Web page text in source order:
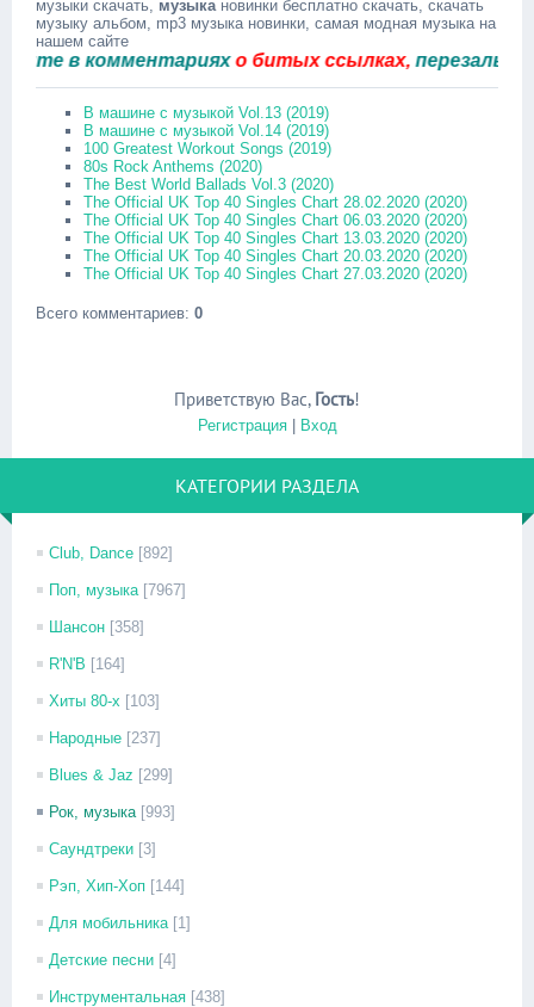
музыки скачать, музыкановинки бесплатно скачать, скачать
музыку альбом, mp3 музыка новинки, самая модная музыка на
нашем сайте
в комментарияхо битых ссылках,перезальём
В машине с музыкой Vol.13 (2019)
В машине с музыкой Vol.14 (2019)
100 Greatest Workout Songs (2019)
80s Rock Anthems (2020)
The Best World Ballads Vol.3 (2020)
The Official UK Top 40 Singles Chart 28.02.2020 (2020)
The Official UK Top 40 Singles Chart 06.03.2020 (2020)
The Official UK Top 40 Singles Chart 13.03.2020 (2020)
The Official UK Top 40 Singles Chart 20.03.2020 (2020)
The Official UK Top 40 Singles Chart 27.03.2020 (2020)
Всего комментариев: 0
Приветствую Вас, Гость!
Регистрация| Вход
КАТЕГОРИИ РАЗДЕЛА
Club, Dance [892]
Поп, музыка [7967]
Шансон [358]
R'N'B [164]
Хиты 80-х [103]
Народные [237]
Blues & Jaz [299]
Рок, музыка [993]
Саундтреки [3]
Рэп, Хип-Хоп [144]
Для мобильника [1]
Детские песни [4]
Инструментальная [438]